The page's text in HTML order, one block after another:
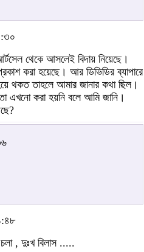
থেকে আসলেই বিদায় নিয়েছে।
করা হয়েছে। আর ডিভিডির ব্যাপারে
থকত তাহলে আমার জানার কথা ছিল।
এখনো করা হয়নি বলে আমি জানি।
, দুঃখ বিলাস .....